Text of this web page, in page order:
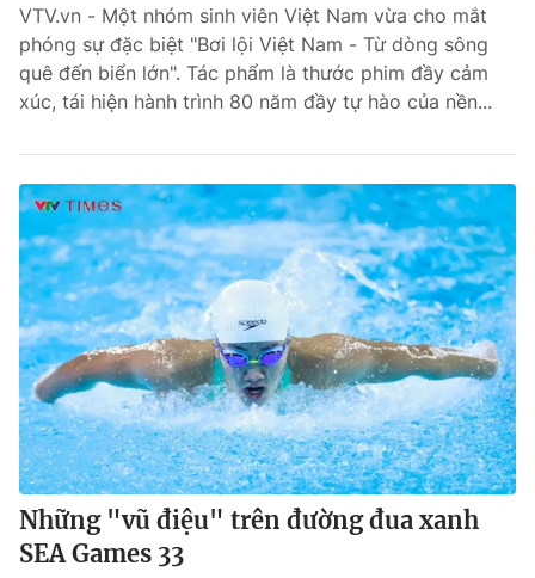
Bóng đá
Các môn khác
VIDEO
Bên lề
VTV.vn - Một nhóm sinh viên Việt Nam vừa cho mắt
phóng sự đặc biệt "Bơi lội Việt Nam - Từ dòng sông
quê đến biển lớn". Tác phẩm là thước phim đầy cảm
xúc, tái hiện hành trình 80 năm đầy tự hào của nền...
Những "vũ điệu" trên đường đua xanh
SEA Games 33